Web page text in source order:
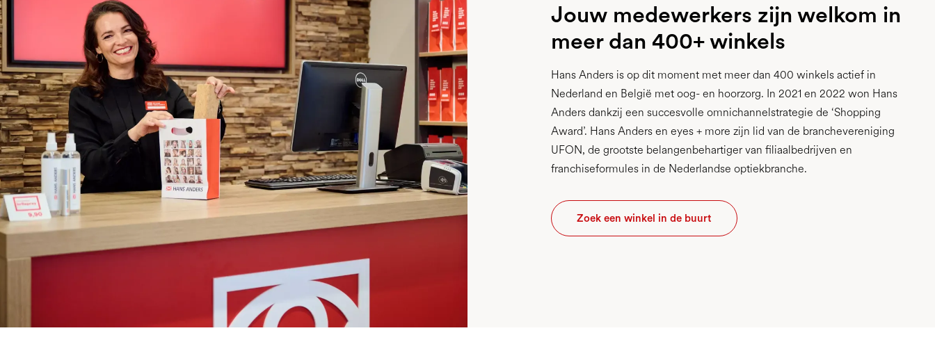
Jouw medewerkers zijn welkom in
meer dan 400+ winkels
Hans Anders is op dit moment met meer dan 400 winkels actief in
Nederland en België met oog- en hoorzorg. In 2021 en 2022 won Hans
Anders dankzij een succesvolle omnichannelstrategie de ‘Shopping
Award’. Hans Anders en eyes + more zijn lid van de branchevereniging
UFON, de grootste belangenbehartiger van filiaalbedrijven en
franchiseformules in de Nederlandse optiekbranche.
Zoek een winkel in de buurt